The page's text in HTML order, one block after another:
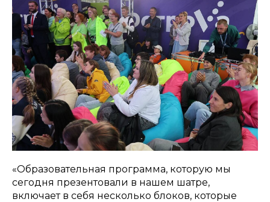
«Образовательная программа, которую мы
сегодня презентовали в нашем шатре,
включает в себя несколько блоков, которые